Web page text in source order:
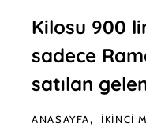
Kilosu 900
sadece
satılan
ANASAYFA İKINCI